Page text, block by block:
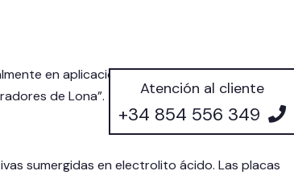
en aplicaciones industriales y de
de Lona”.
sumergidas en electrolito ácido. Las placas
Atención al cliente
+34 854 556 349